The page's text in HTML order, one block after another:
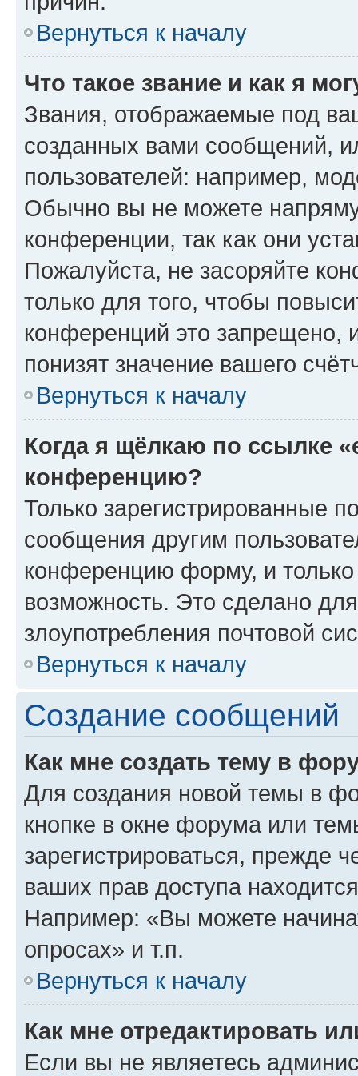
Вернуться к началу
Что такое звание и как я
Звания, отображаемые под
созданных вами сообщений,
пользователей: например,
Обычно вы не можете
конференции, так как они
Пожалуйста, не засоряйте
только для того, чтобы
конференций это запрещено,
понизят значение вашего
Вернуться к началу
Когда я щёлкаю по ссылке
конференцию?
Только зарегистрированные
сообщения другим
конференцию форму, и
возможность. Это сделано
злоупотребления почтовой
Вернуться к началу
Создание сообщений
Как мне создать тему в
Для создания новой темы в
кнопке в окне форума или
зарегистрироваться, прежде
ваших прав доступа
Например: «Вы можете
опросах» и т.п.
Вернуться к началу
Как мне отредактировать
Если вы не являетесь